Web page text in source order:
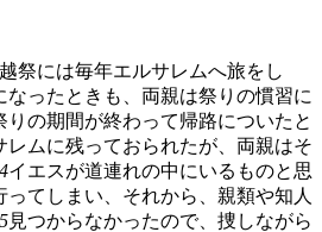
祭には毎年エルサレムへ旅をし
なったときも、両親は祭りの慣習に
りの期間が終わって帰路についたと
レムに残っておられたが、両親はそ
イエスが道連れの中にいるものと思
てしまい、それから、親類や知人
見つからなかったので、捜しながら